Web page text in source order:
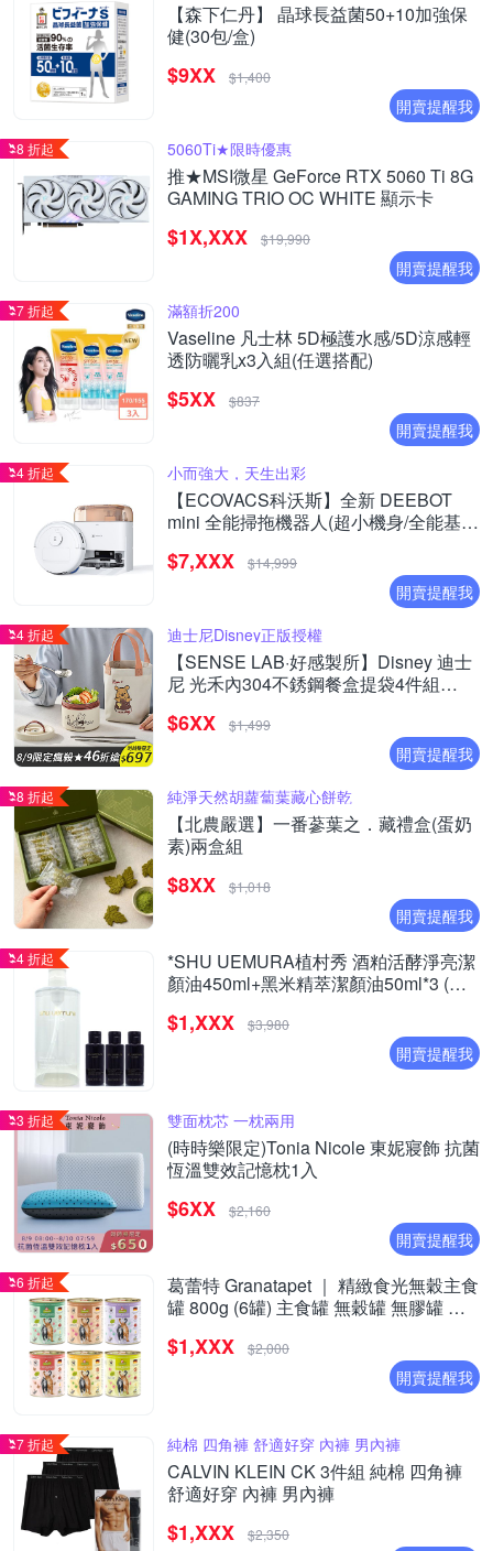
【森下仁丹】 晶球長益菌50+10加強保
健(30包/盒)
$9XX $1,400
開賣提醒我
8 折起 5060Ti★限時優惠
推★MSI微星 GeForce RTX 5060 Ti 8G
GAMING TRIO OC WHITE 顯示卡
$1X,XXX $19,990
開賣提醒我
7 折起 滿額折200
Vaseline 凡士林 5D極護水感/5D涼感輕
透防曬乳x3入組(任選搭配)
$5XX $837
開賣提醒我
4 折起 小而強大，天生出彩
【ECOVACS科沃斯】全新 DEEBOT
mini 全能掃拖機器人(超小機身/全能基
$7,XXX $14,999
開賣提醒我
4 折起 迪士尼Disney正版授權
【SENSE LAB·好感製所】Disney 迪士
尼 光禾內304不銹鋼餐盒提袋4件組
$6XX $1,499
開賣提醒我
8 折起 純淨天然胡蘿蔔葉藏心餅乾
【北農嚴選】一番蔘葉之．藏禮盒(蛋奶
素)兩盒組
$8XX $1,018
開賣提醒我
4 折起
*SHU UEMURA植村秀 酒粕活酵淨亮潔
顏油450ml+黑米精萃潔顏油50ml*3 (正
$1,XXX $3,980
開賣提醒我
3 折起 雙面枕芯 一枕兩用
(時時樂限定)Tonia Nicole 東妮寢飾 抗菌
恆溫雙效記憶枕1入
$6XX $2,160
開賣提醒我
6 折起
葛蕾特 Granatapet ｜ 精緻食光無穀主食
罐 800g (6罐) 主食罐 無穀罐 無膠罐 主
$1,XXX $2,000
開賣提醒我
7 折起 純棉 四角褲 舒適好穿 內褲 男內褲
CALVIN KLEIN CK 3件組 純棉 四角褲
舒適好穿 內褲 男內褲
$1,XXX $2,350